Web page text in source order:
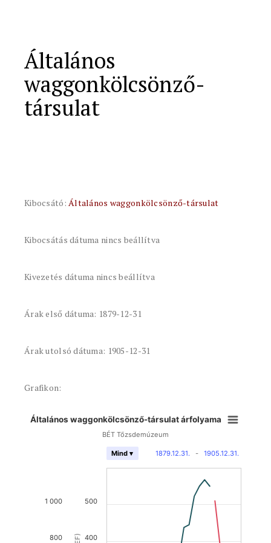
Általános
waggonkölcsönző-
társulat
Kibocsátó:Általános waggonkölcsönző-társulat
Kibocsátás dátuma nincs beállítva
Kivezetés dátuma nincs beállítva
Árak első dátuma: 1879-12-31
Árak utolsó dátuma: 1905-12-31
Grafikon:
Általános waggonkölcsönző-társulat árfolyama
BÉT Tőzsdemúzeum
1879.12.31. - 1905.12.31.
Mind ▾
400
500
800
1 000